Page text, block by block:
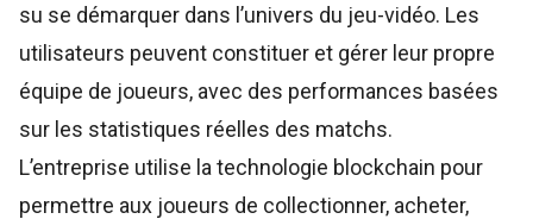
su se démarquer dans l’univers du jeu-vidéo. Les
utilisateurs peuvent constituer et gérer leur propre
équipe de joueurs, avec des performances basées
sur les statistiques réelles des matchs.
L’entreprise utilise la technologie blockchain pour
permettre aux joueurs de collectionner, acheter,